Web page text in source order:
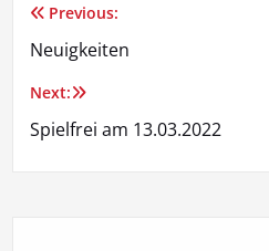
Beitragsnavigation
Previous:
Neuigkeiten
Next:
Spielfrei am 13.03.2022